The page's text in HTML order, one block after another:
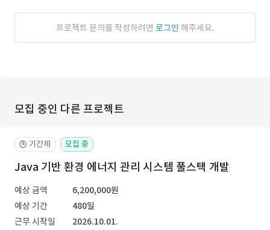
프로젝트 문의를 작성하려면 로그인 해주세요.
모집 중인 다른 프로젝트
🕒 기간제 모집 중
Java 기반 환경 에너지 관리 시스템 풀스택 개발
예상 금액
6,200,000원
예상 기간
480일
근무 시작일
2026.10.01.